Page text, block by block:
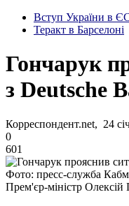
Вступ України в
Теракт в Барселоні
Гончарук
з Deutsche
Корреспондент.net, 24
0
601
Фото: пресс-служба
Прем'єр-міністр Олексій